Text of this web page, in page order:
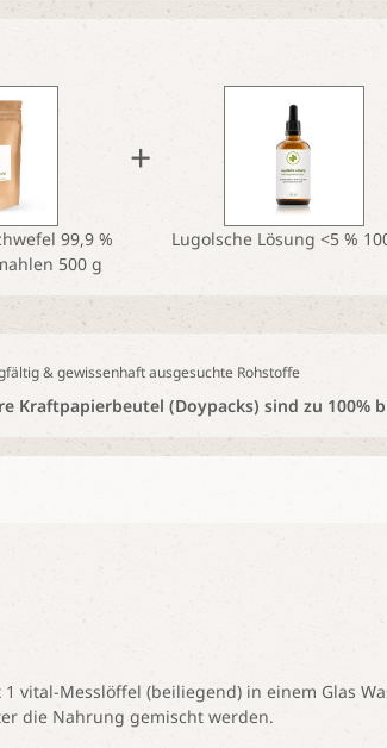
99,9 %
500 g
+
Lugolsche Lösung <5 %
& gewissenhaft ausgesuchte Rohstoffe
Kraftpapierbeutel (Doypacks) sind zu 100%
vital-Messlöffel (beiliegend) in einem Glas
die Nahrung gemischt werden.